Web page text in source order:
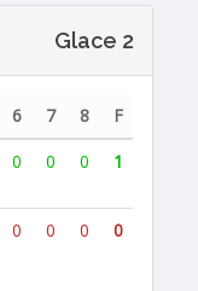
Glace 2
6 7 8
F
0 0 0 1
0 0 0 0